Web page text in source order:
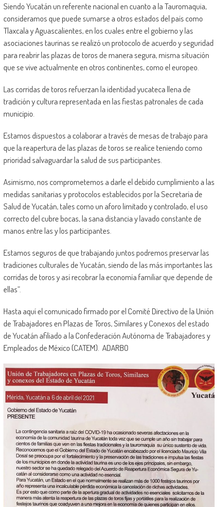
Siendo Yucatán un referente nacional en cuanto a la Tauromaquia,
consideramos que puede sumarse a otros estados del país como
Tlaxcala y Aguascalientes, en los cuales entre el gobierno y las
asociaciones taurinas se realizó un protocolo de acuerdo y seguridad
para reabrir las plazas de toros de manera segura, misma situación
que se vive actualmente en otros continentes, como el europeo.
Las corridas de toros refuerzan la identidad yucateca llena de
tradición y cultura representada en las fiestas patronales de cada
municipio.
Estamos dispuestos a colaborar a través de mesas de trabajo para
que la reapertura de las plazas de toros se realice teniendo como
prioridad salvaguardar la salud de sus participantes.
Asimismo, nos comprometemos a darle el debido cumplimiento a las
medidas sanitarias y protocolos establecidos por la Secretaría de
Salud de Yucatán, tales como un aforo limitado y controlado, el uso
correcto del cubre bocas, la sana distancia y lavado constante de
manos entre las y los participantes.
Estamos seguros de que trabajando juntos podremos preservar las
tradiciones culturales de Yucatán, siendo de las más importantes las
corridas de toros y así recobrar la economía familiar que depende de
ellas”.
Hasta aquí el comunicado firmado por el Comité Directivo de la Unión
de Trabajadores en Plazas de Toros, Similares y Conexos del estado
de Yucatán afiliado a la Confederación Autónoma de Trabajadores y
Empleados de México (CATEM). ADARBO